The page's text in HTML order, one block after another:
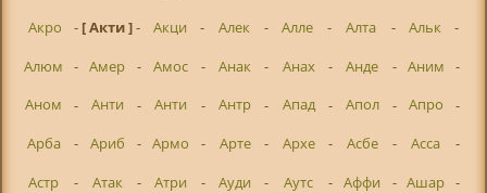
Акро
- [ Акти ]- Акци - Алек - Алле - Алта - Альк
-
Алюм
- Амер - Амос - Анак - Анах - Анде - Аним
-
Аном
- Анти - Анти - Антр - Апад - Апол - Апро
-
Арба
- Ариб - Армо - Арте - Архе - Асбе - Асса
-
Астр
- Атак - Атри - Ауди - Аутс - Аффи - Ашар -